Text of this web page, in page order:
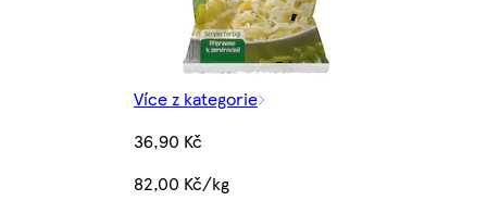
Více z kategorie
36,90 Kč
82,00 Kč/kg